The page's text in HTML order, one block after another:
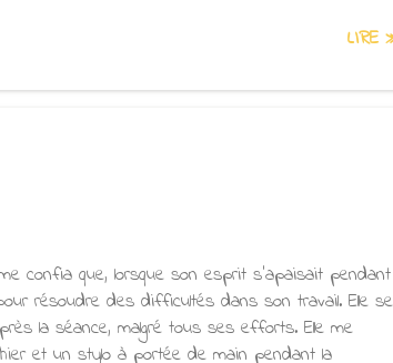
et à autrui, ou qui est elle-même déloyale envers
il de la place pour des critiques constructi...
LIRE
confia que, lorsque son esprit s'apaisait pendant
résoudre des difficultés dans son travail. Elle se
la séance, malgré tous ses efforts. Elle me
et un stylo à portée de main pendant la